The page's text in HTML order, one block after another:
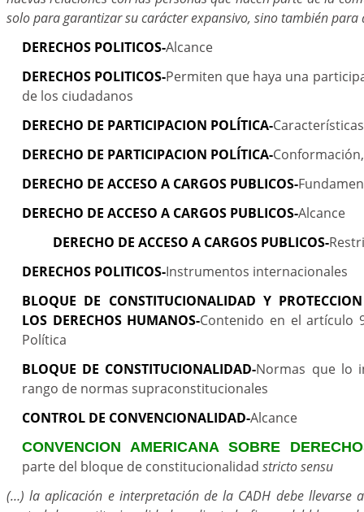
solo para garantizar su carácter expansivo, sino también para
DERECHOS POLITICOS-Alcance
DERECHOS POLITICOS-Permiten que haya una
de los ciudadanos
DERECHO DE PARTICIPACION POLÍTICA-Características
DERECHO DE PARTICIPACION POLÍTICA-
DERECHO DE ACCESO A CARGOS PUBLICOS-
DERECHO DE ACCESO A CARGOS PUBLICOS-Alcance
DERECHO DE ACCESO A CARGOS PUBLICOS-
DERECHOS POLITICOS-Instrumentos internacionales
BLOQUE DE CONSTITUCIONALIDAD Y
LOS DERECHOS HUMANOS-Contenido en el artículo
Política
BLOQUE DE CONSTITUCIONALIDAD-Normas que lo
rango de normas supraconstitucionales
CONTROL DE CONVENCIONALIDAD-Alcance
CONVENCION AMERICANA SOBRE
parte del bloque de constitucionalidad stricto sensu
(…) la aplicación e interpretación de la CADH debe llevarse